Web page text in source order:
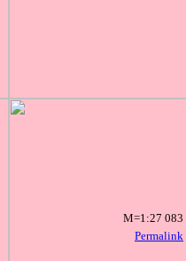
Permalink
M=1:27 083